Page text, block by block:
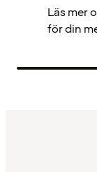
Läs mer
för din